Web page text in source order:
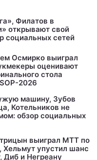
Филатов в
открывают свой
социальных сетей
Осмирко выиграл
оценивают
стола
2026
машину, Зубов
Котельников не
обзор социальных
выиграл МТТ по
Хельмут упустил шанс
Диб и Негреану